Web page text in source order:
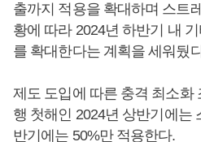
출까지 적용을 확대하며 스트
황에 따라 2024년 하반기 내
를 확대한다는 계획을 세워뒀
제도 도입에 따른 충격 최소화
행 첫해인 2024년 상반기에는
반기에는 50%만 적용한다.